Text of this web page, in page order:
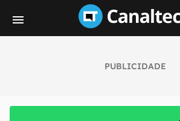
PUBLICIDADE